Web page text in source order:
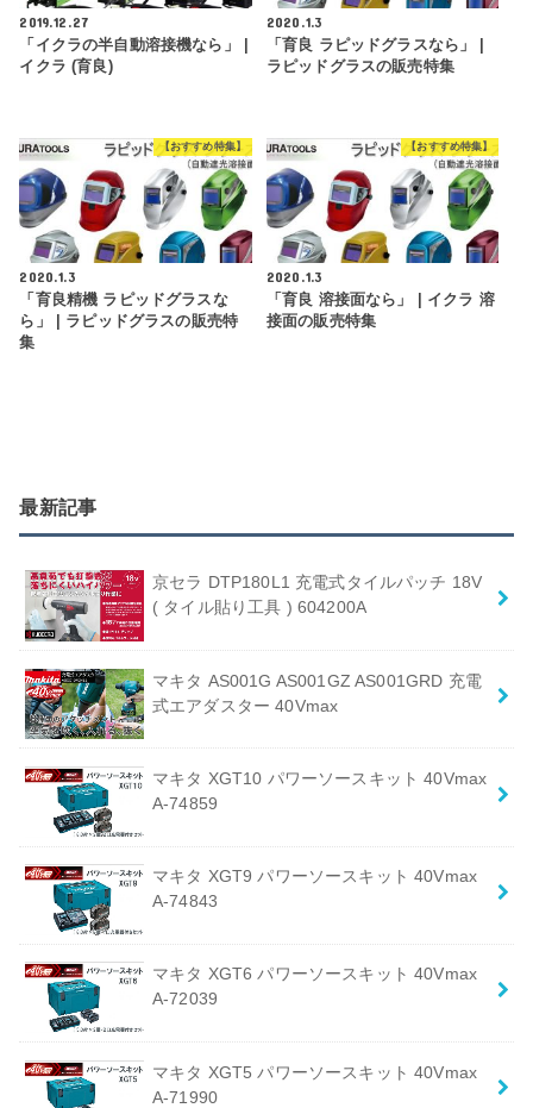
2019.12.27
「イクラの半自動溶接機なら」 |
イクラ (育良)
2020.1.3
「育良 ラピッドグラスなら」 |
ラピッドグラスの販売特集
【おすすめ特集】
2020.1.3
「育良精機 ラピッドグラスな
ら」 | ラピッドグラスの販売特
集
【おすすめ特集】
2020.1.3
「育良 溶接面なら」 | イクラ 溶
接面の販売特集
最新記事
京セラ DTP180L1 充電式タイルパッチ 18V
( タイル貼り工具 ) 604200A
マキタ AS001G AS001GZ AS001GRD 充電
式エアダスター 40Vmax
マキタ XGT10 パワーソースキット 40Vmax
A-74859
マキタ XGT9 パワーソースキット 40Vmax
A-74843
マキタ XGT6 パワーソースキット 40Vmax
A-72039
マキタ XGT5 パワーソースキット 40Vmax
A-71990